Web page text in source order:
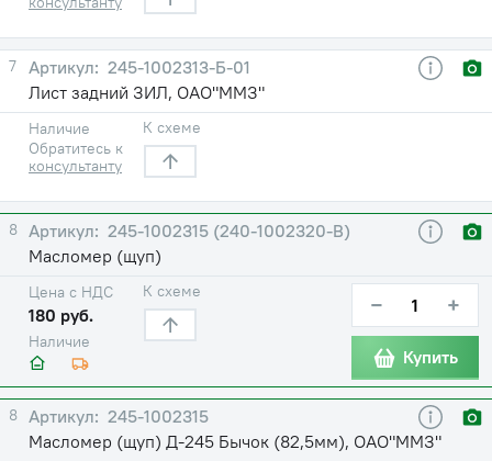
7
245-1002313-Б-01
Лист задний ЗИЛ, ОАО"ММЗ"
Наличие
Обратитесь к
консультанту
К схеме
8
245-1002315 (240-1002320-В)
Масломер (щуп)
Наличие
Цена с НДС
180 руб.
К схеме − +
Купить
8
245-1002315
Масломер (щуп) Д-245 Бычок (82,5мм), ОАО"ММЗ"